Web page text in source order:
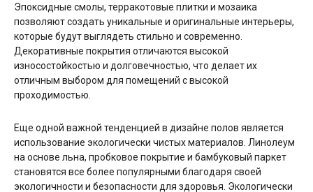
Эпоксидные смолы, терракотовые плитки и мозаика
позволяют создать уникальные и оригинальные интерьеры,
которые будут выглядеть стильно и современно.
Декоративные покрытия отличаются высокой
износостойкостью и долговечностью, что делает их
отличным выбором для помещений с высокой
проходимостью.
Еще одной важной тенденцией в дизайне полов является
использование экологически чистых материалов. Линолеум
на основе льна, пробковое покрытие и бамбуковый паркет
становятся все более популярными благодаря своей
экологичности и безопасности для здоровья. Экологически